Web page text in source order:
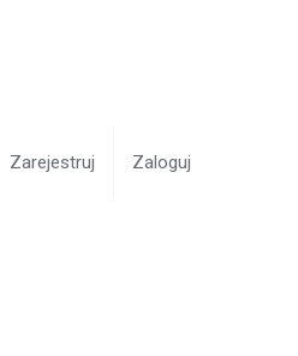
Zarejestruj Zaloguj